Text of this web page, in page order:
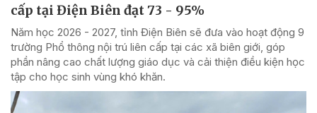
cấp tại Điện Biên đạt 73 - 95%
Năm học 2026 - 2027, tỉnh Điện Biên sẽ đưa vào hoạt động 9
trường Phổ thông nội trú liên cấp tại các xã biên giới, góp
phần nâng cao chất lượng giáo dục và cải thiện điều kiện học
tập cho học sinh vùng khó khăn.